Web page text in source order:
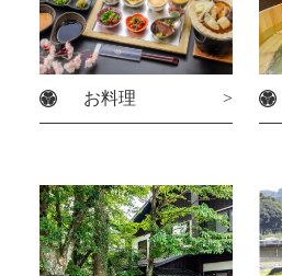
お料理